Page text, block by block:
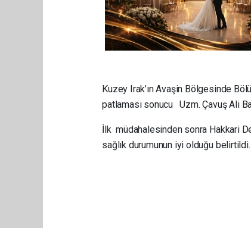
Kuzey Irak’ın Avaşin Bölgesinde
patlaması sonucu Uzm. Çavuş Ali
İlk müdahalesinden sonra Hakkari
sağlık durumunun iyi olduğu belirtildi.